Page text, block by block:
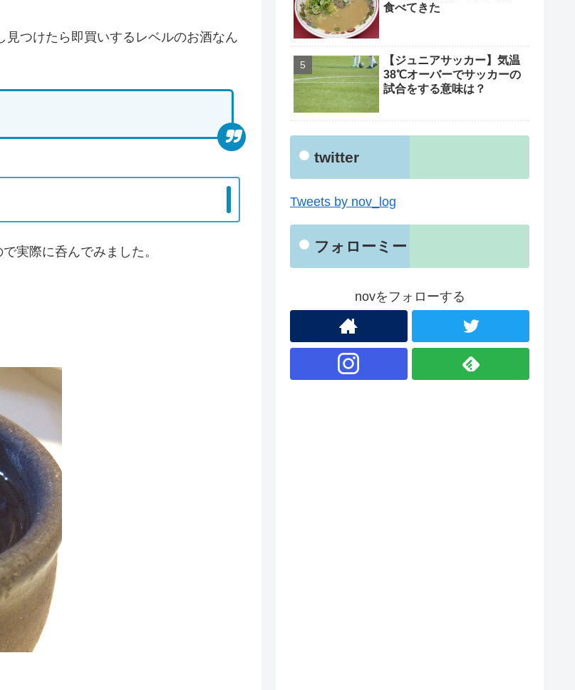
見つけたら即買いするレベルのお酒なん
実際に呑んでみました。
食べてきた
【ジュニアサッカー】気温
38℃オーバーでサッカーの
試合をする意味は？
twitter
Tweets by nov_log
フォローミー
novをフォローする